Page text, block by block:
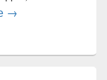
Урожайность
→